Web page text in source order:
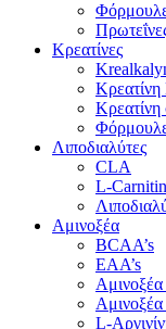
Κρεατίνες
Κρεατίνη
Λιποδιαλύτες
CLA
L-
Αμινοξέα
BCAA’s
EAA’s
L-